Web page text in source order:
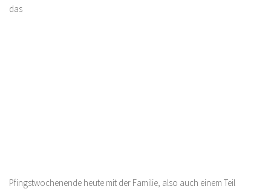
das
Pfingstwochenende heute mit der Familie, also auch einem Teil